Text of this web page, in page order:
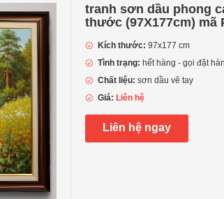
tranh sơn dầu phong
thước (97X177cm) mã
Kích thước: 97x177 cm
Tình trạng: hết hàng - gọi đặt
Chất liệu: sơn dầu vẽ tay
Giá: Liên hệ
Liên hệ ngay